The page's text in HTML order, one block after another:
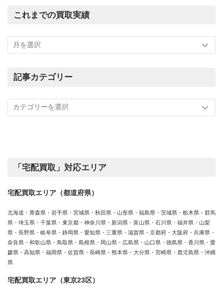
これまでの買取実績
ま
の
績
記事カテゴリー
カ
「宅配買取」対応エリア
宅配買取エリア（都道府県）
北海道・青森県・岩手県・宮城県・秋田県・山形県・福島県・茨城県・栃木県・群馬
県・埼玉県・千葉県・東京都・神奈川県・新潟県・富山県・石川県・福井県・山梨
県・長野県・岐阜県・静岡県・愛知県・三重県・滋賀県・京都府・大阪府・兵庫県・
奈良県・和歌山県・鳥取県・島根県・岡山県・広島県・山口県・徳島県・香川県・愛
媛県・高知県・福岡県・佐賀県・長崎県・熊本県・大分県・宮崎県・鹿児島県・沖縄
県
宅配買取エリア（東京23区）